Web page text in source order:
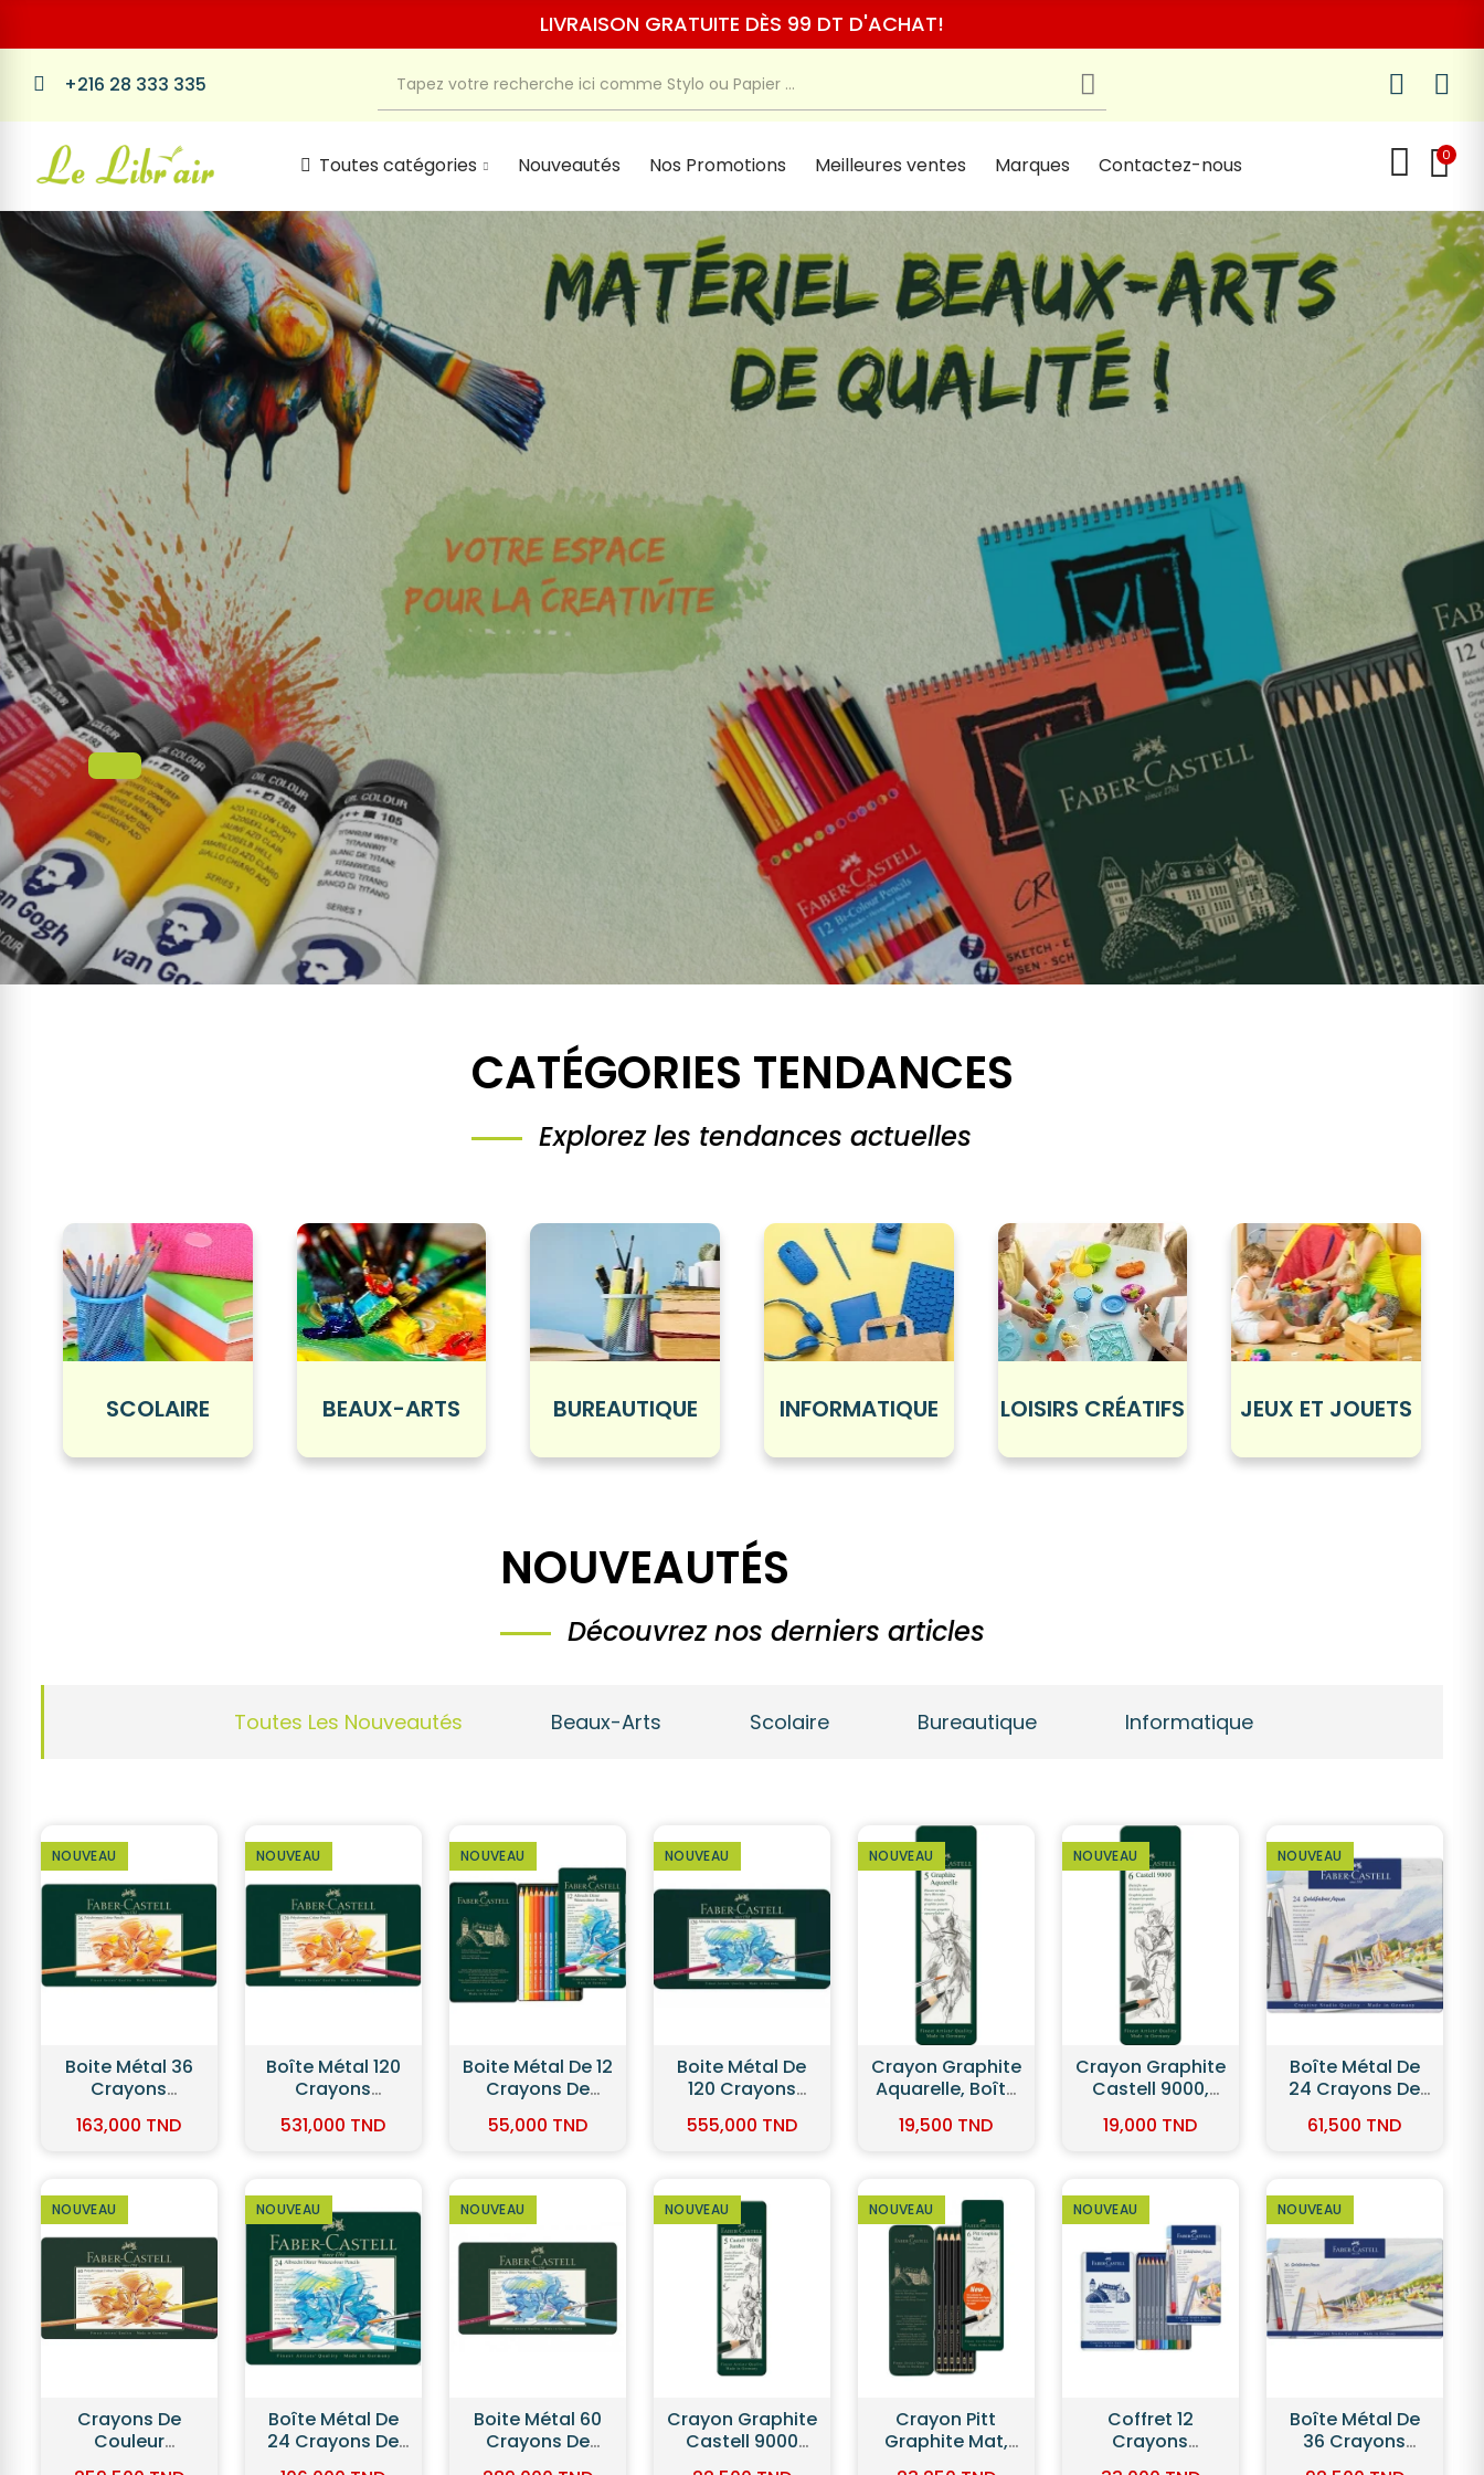
LIVRAISON GRATUITE DÈS 99 DT D'ACHAT!
+216 28 333 335
Toutes catégories Nouveautés Nos Promotions Meilleures ventes Marques Contactez-nous 0
CATÉGORIES TENDANCES
Explorez les tendances actuelles
SCOLAIRE BEAUX-ARTS BUREAUTIQUE INFORMATIQUE LOISIRS CRÉATIFS JEUX ET JOUETS
NOUVEAUTÉS
Découvrez nos derniers articles
Toutes Les Nouveautés Beaux-Arts Scolaire Bureautique Informatique
NOUVEAU
Boîte Métal 120
Crayons
Faber Castell
531,000 TND
NOUVEAU
Boîte Métal De
24 Crayons De
NOUVEAU
Boite Métal De 12
Crayons De
Aquarellables -
55,000 TND
NOUVEAU
Boite Métal 60
Crayons De
NOUVEAU
Boite Métal De
120 Crayons
ALBRECHT DÜRER
555,000 TND
NOUVEAU
Crayon Graphite
Castell 9000
NOUVEAU
Crayon Graphite
Aquarelle, Boîte
Castell
19,500 TND
NOUVEAU
Crayon Pitt
Graphite Mat,
NOUVEAU
Crayon Graphite
Castell 9000,
Faber Castell
19,000 TND
NOUVEAU
Coffret 12
Crayons
NOUVEAU
Boîte Métal De
24 Crayons De
Aquarellables
61,500 TND
NOUVEAU
Boîte Métal De
36 Crayons
NOUVEAU
Boite Métal 12
Crayons De
Goldfaber -
36,950 TND
NOUVEAU
Boîte Métal De
36 Crayons De